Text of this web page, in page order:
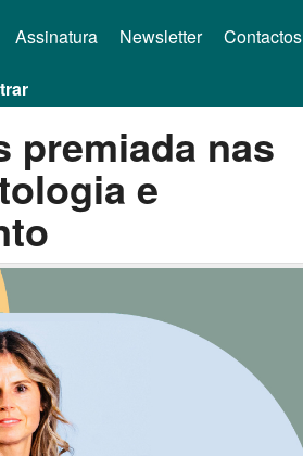
Assinatura Newsletter Contactos
premiada nas
e